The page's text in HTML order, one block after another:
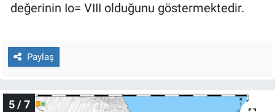
değerinin Io= VIII olduğunu göstermektedir.
Paylaş
5 / 7